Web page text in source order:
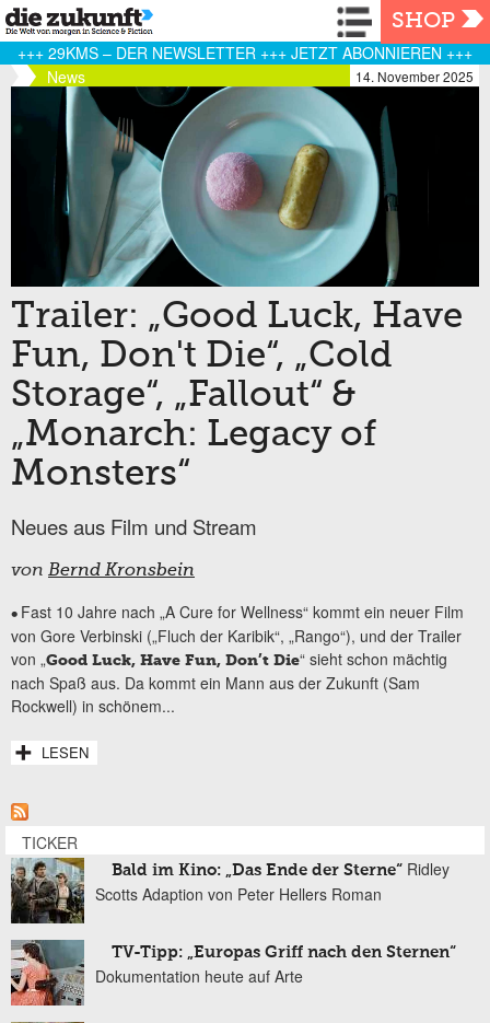
Navigation
SHOP
+++ 29KMS – DER NEWSLETTER +++ JETZT ABONNIEREN +++
News
14. November 2025
Trailer: „Good Luck, Have
Fun, Don't Die“, „Cold
Storage“, „Fallout“ &
„Monarch: Legacy of
Monsters“
Neues aus Film und Stream
von Bernd Kronsbein
• Fast 10 Jahre nach „A Cure for Wellness“ kommt ein neuer Film
von Gore Verbinski („Fluch der Karibik“, „Rango“), und der Trailer
von „Good Luck, Have Fun, Don’t Die“ sieht schon mächtig
nach Spaß aus. Da kommt ein Mann aus der Zukunft (Sam
Rockwell) in schönem...
LESEN
TICKER
Bald im Kino: „Das Ende der Sterne“ Ridley
Scotts Adaption von Peter Hellers Roman
TV-Tipp: „Europas Griff nach den Sternen“
Dokumentation heute auf Arte